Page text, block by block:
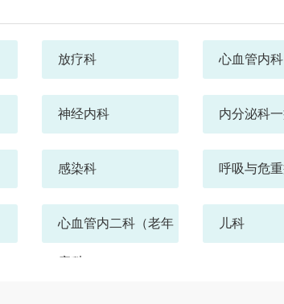
放疗科 心血管内科
神经内科 内分泌科
感染科 呼吸与危
心血管内二科（老年
病科）
儿科